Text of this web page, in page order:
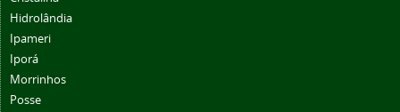
Hidrolândia
Ipameri
Iporá
Morrinhos
Posse